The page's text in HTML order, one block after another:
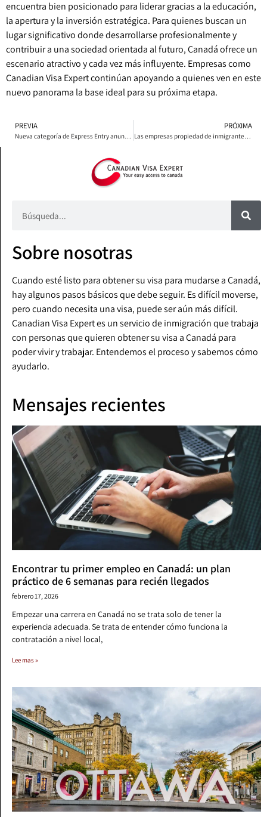
encuentra bien posicionado para liderar gracias a la educación,
la apertura y la inversión estratégica. Para quienes buscan un
lugar significativo donde desarrollarse profesionalmente y
contribuir a una sociedad orientada al futuro, Canadá ofrece un
escenario atractivo y cada vez más influyente. Empresas como
Canadian Visa Expert continúan apoyando a quienes ven en este
nuevo panorama la base ideal para su próxima etapa.
PREVIA
Nueva categoría de Express Entry anunciada para médicos extranjeros
PRÓXIMA
Las empresas propiedad de inmigrantes emplean a más de 800,000 personas en Canadá
Sobre nosotras
Cuando esté listo para obtener su visa para mudarse a Canadá,
hay algunos pasos básicos que debe seguir. Es difícil moverse,
pero cuando necesita una visa, puede ser aún más difícil.
Canadian Visa Expert es un servicio de inmigración que trabaja
con personas que quieren obtener su visa a Canadá para
poder vivir y trabajar. Entendemos el proceso y sabemos cómo
ayudarlo.
Mensajes recientes
Encontrar tu primer empleo en Canadá: un plan
práctico de 6 semanas para recién llegados
febrero 17, 2026
Empezar una carrera en Canadá no se trata solo de tener la
experiencia adecuada. Se trata de entender cómo funciona la
contratación a nivel local,
Lee mas »